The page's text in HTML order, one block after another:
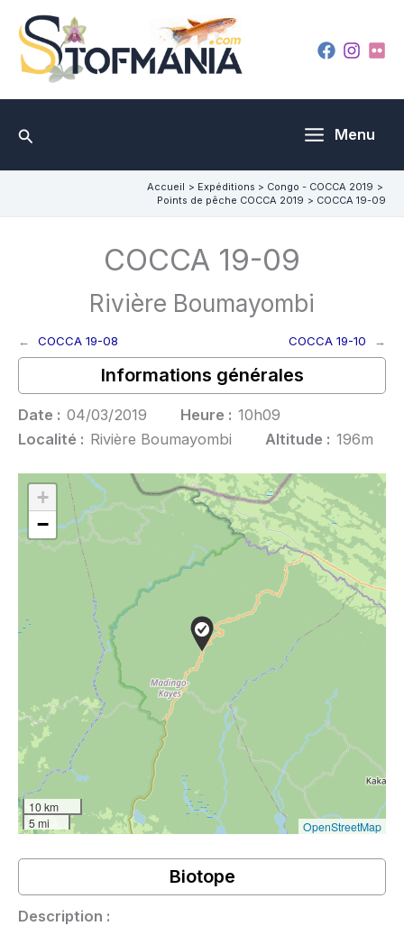
contenu
Rechercher Menu
Accueil Expéditions
Congo - COCCA 2019
Points de pêche COCCA 2019
COCCA 19-09
COCCA 19-09
Rivière Boumayombi
← COCCA 19-08 COCCA 19-10 →
Informations générales
Date : 04/03/2019 Heure : 10h09
Localité : Rivière Boumayombi Altitude : 196m
+
−
10 km
5 mi
OpenStreetMap
Biotope
Description :